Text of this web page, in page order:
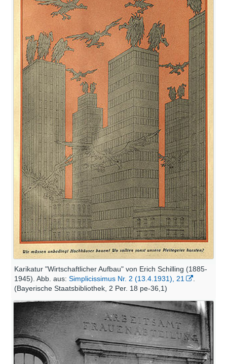
Karikatur "Wirtschaftlicher Aufbau" von Erich Schilling (1885-
1945). Abb. aus: Simplicissimus Nr. 2 (13.4.1931), 21
(Bayerische Staatsbibliothek, 2 Per. 18 pe-36,1)